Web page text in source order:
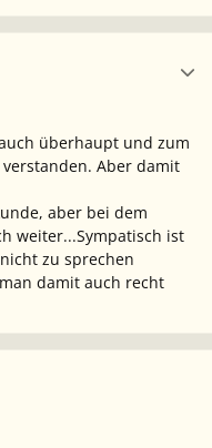
überhaupt und zum
Aber damit
aber bei dem
weiter...Sympatisch ist
zu sprechen
damit auch recht